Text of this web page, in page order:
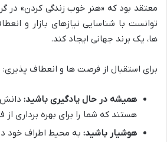
معتقد بود که «هنر خوب زندگی کردن» در
توانست با شناسایی نیازهای بازار و
ها، یک برند جهانی ایجاد کند.
برای استقبال از فرصت ها و انعطاف پذیری:
همیشه در حال یادگیری باشید: دانش
هستند که شما را برای بهره برداری
هوشیار باشید: به محیط اطراف خود